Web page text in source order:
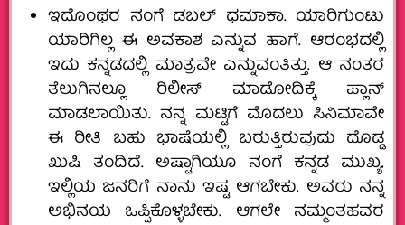
ಇದೊಂಥರ ನಂಗೆ ಡಬಲ್‌ ಧಮಾಕಾ. ಯಾರಿಗುಂಟು
ಯಾರಿಗಿಲ್ಲ ಈ ಅವಕಾಶ ಎನ್ನುವ ಹಾಗೆ. ಆರಂಭದಲ್ಲಿ
ಇದು ಕನ್ನಡದಲ್ಲಿ ಮಾತ್ರವೇ ಎನ್ನುವಂತಿತ್ತು. ಆ ನಂತರ
ತೆಲುಗಿನಲ್ಲೂ ರಿಲೀಸ್‌ ಮಾಡೋದಿಕ್ಕೆ ಪ್ಲಾನ್‌
ಮಾಡಲಾಯಿತು. ನನ್ನ ಮಟ್ಟಿಗೆ ಮೊದಲು ಸಿನಿಮಾವೇ
ಈ ರೀತಿ ಬಹು ಭಾಷೆಯಲ್ಲಿ ಬರುತ್ತಿರುವುದು ದೊಡ್ಡ
ಖುಷಿ ತಂದಿದೆ. ಅಷ್ಟಾಗಿಯೂ ನಂಗೆ ಕನ್ನಡ ಮುಖ್ಯ.
ಇಲ್ಲಿಯ ಜನರಿಗೆ ನಾನು ಇಷ್ಟ ಆಗಬೇಕು. ಅವರು ನನ್ನ
ಅಭಿನಯ ಒಪ್ಪಿಕೊಳ್ಳಬೇಕು. ಆಗಲೇ ನಮ್ಮಂತಹವರ